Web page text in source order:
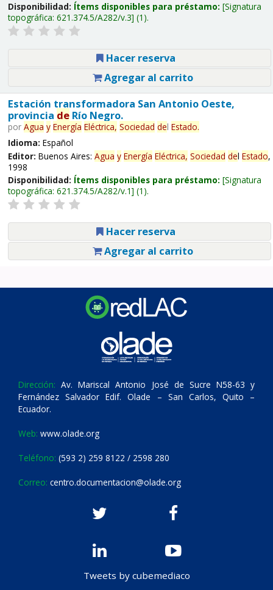
Disponibilidad: Ítems disponibles para préstamo: Signatura
topográfica: 621.374.5/A282/v.3 (1).
Hacer reserva
Agregar al carrito
Estación transformadora San Antonio Oeste,
provincia deRío Negro.
por Agua y Energía Eléctrica, Sociedad del Estado.
Idioma: Español
Editor: Buenos Aires: Agua y Energía Eléctrica, Sociedad del Estado,
1998
Disponibilidad: Ítems disponibles para préstamo: Signatura
topográfica: 621.374.5/A282/v.1 (1).
Hacer reserva
Agregar al carrito
Dirección: Av. Mariscal Antonio José de Sucre N58-63 y
Fernández Salvador Edif. Olade – San Carlos, Quito –
Ecuador.
Web: www.olade.org
Teléfono: (593 2) 259 8122 / 2598 280
Correo: centro.documentacion@olade.org
Tweets by cubemediaco